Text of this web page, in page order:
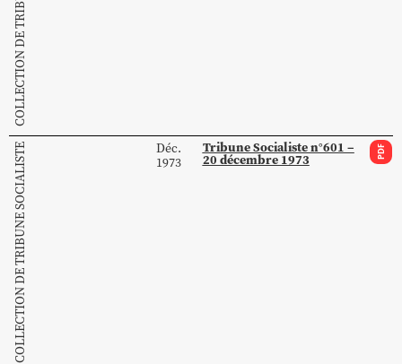
COLLECTION DE TRIBUNE SOCIALISTE
Déc.
1973
Tribune Socialiste n°601 –
20 décembre 1973 PDF